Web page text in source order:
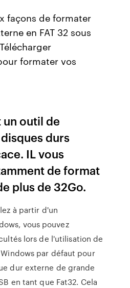
façons de formater
en FAT 32 sous
formater vos
un outil de
durs
IL vous
de format
plus de 32Go.
à partir d'un
vous pouvez
lors de l'utilisation de
par défaut pour
dur externe de grande
en tant que Fat32. Cela